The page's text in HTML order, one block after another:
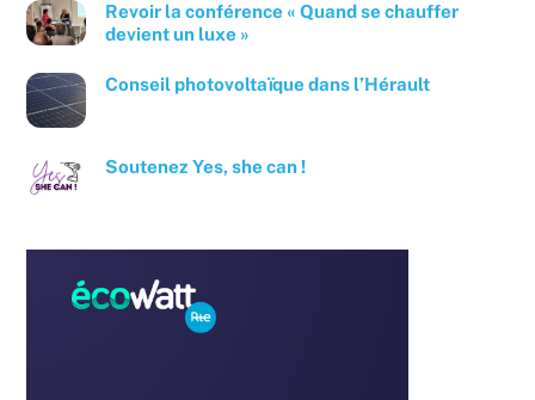
Revoir la conférence « Quand se chauffer
devient un luxe »
Conseil photovoltaïque dans l’Hérault
Soutenez Yes, she can !